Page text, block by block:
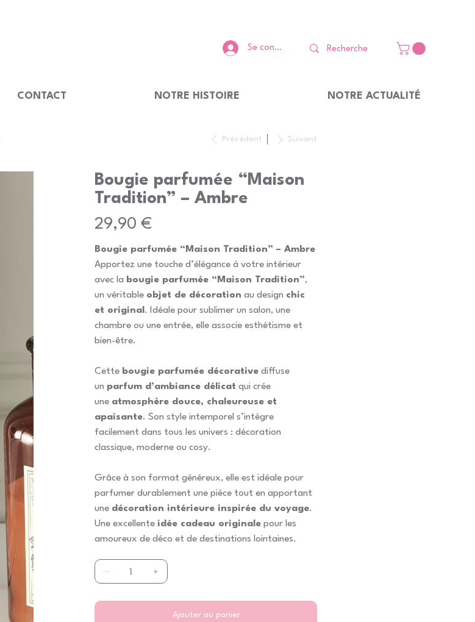
Se connecter
CONTACT NOTRE HISTOIRE NOTRE ACTUALITÉ
Précédent Suivant
Bougie parfumée “Maison
Tradition” – Ambre
Prix
29,90 €
Bougie parfumée “Maison Tradition” – Ambre
Apportez une touche d’élégance à votre intérieur
avec la bougie parfumée “Maison Tradition”,
un véritable objet de décoration au design chic
et original . Idéale pour sublimer un salon, une
chambre ou une entrée, elle associe esthétisme et
bien-être.
Cette bougie parfumée décorativediffuse
un parfum d’ambiance délicatqui crée
une atmosphère douce, chaleureuse et
apaisante. Son style intemporel s’intègre
facilement dans tous les univers : décoration
classique, moderne ou cosy.
Grâce à son format généreux, elle est idéale pour
parfumer durablement une pièce tout en apportant
une décoration intérieure inspirée du voyage.
Une excellente idée cadeau originalepour les
amoureux de déco et de destinations lointaines.
Ajouter au panier